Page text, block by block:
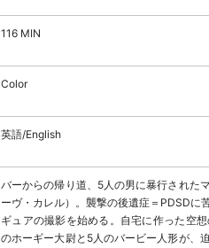
116 MIN
Color
英語/English
バーからの帰り道、5人の男に暴行された
ーヴ・カレル）。襲撃の後遺症＝PDSDに
ギュアの撮影を始める。自宅に作った空
のホーギー大尉と5人のバービー人形が、